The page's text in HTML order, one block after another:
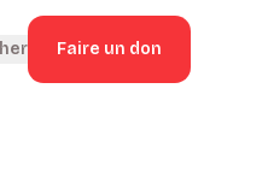
Faire un don